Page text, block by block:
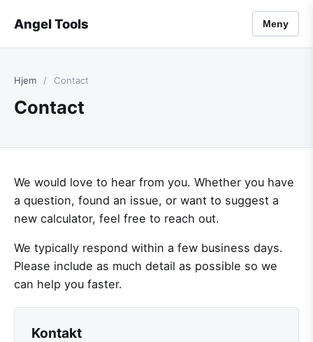
Angel Tools Meny
Hjem / Contact
Contact
We would love to hear from you. Whether you have
a question, found an issue, or want to suggest a
new calculator, feel free to reach out.
We typically respond within a few business days.
Please include as much detail as possible so we
can help you faster.
Kontakt